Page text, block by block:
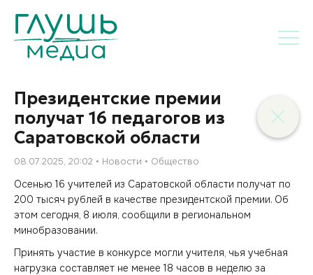
Президентские премии
получат 16 педагогов из
Саратовской области
08.07.2025, 20:02 Новости Общество
Осенью 16 учителей из Саратовской области получат по
200 тысяч рублей в качестве президентской премии. Об
этом сегодня, 8 июля, сообщили в региональном
минобразовании.
Принять участие в конкурсе могли учителя, чья учебная
нагрузка составляет не менее 18 часов в неделю за